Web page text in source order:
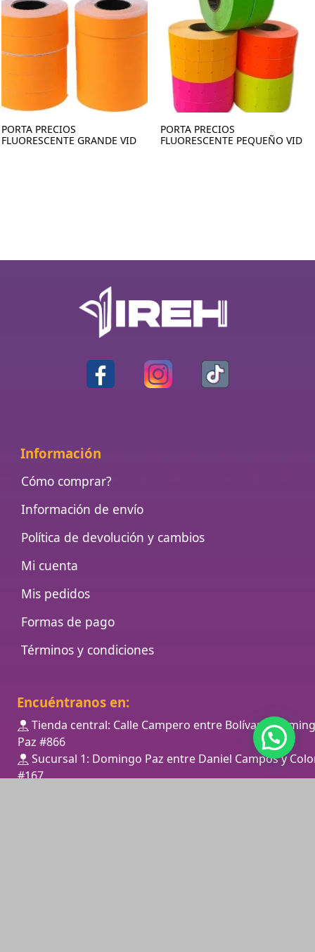
PORTA PRECIOS
FLUORESCENTE GRANDE VID
PORTA PRECIOS
FLUORESCENTE PEQUEÑO VID
Información
Cómo comprar?
Información de envío
Política de devolución y cambios
Mi cuenta
Mis pedidos
Formas de pago
Términos y condiciones
Encuéntranos en:
Tienda central: Calle Campero entre Bolívar y
Paz #866
Sucursal 1: Domingo Paz entre Daniel Campos y
#167